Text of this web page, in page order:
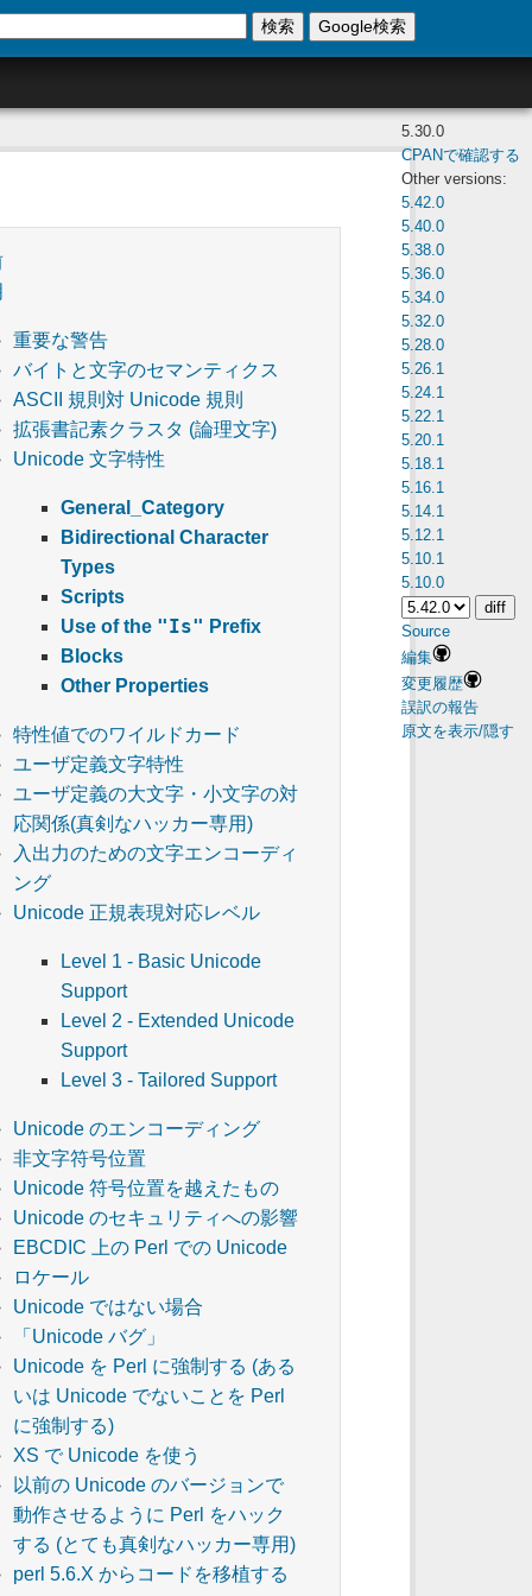
検索 Google検索
5.30.0
CPANで確認する
Other versions:
5.42.0
5.40.0
5.38.0
5.36.0
5.34.0
5.32.0
5.28.0
5.26.1
5.24.1
5.22.1
5.20.1
5.18.1
5.16.1
5.14.1
5.12.1
5.10.1
5.10.0
Source
編集
変更履歴
誤訳の報告
原文を表示/隠す
重要な警告
バイトと文字のセマンティクス
ASCII 規則対 Unicode 規則
拡張書記素クラスタ (論理文字)
Unicode 文字特性
General_Category
Bidirectional Character
Types
Scripts
Use of the "Is" Prefix
Blocks
Other Properties
特性値でのワイルドカード
ユーザ定義文字特性
ユーザ定義の大文字・小文字の対
応関係(真剣なハッカー専用)
入出力のための文字エンコーディ
ング
Unicode 正規表現対応レベル
Level 1 - Basic Unicode
Support
Level 2 - Extended Unicode
Support
Level 3 - Tailored Support
Unicode のエンコーディング
非文字符号位置
Unicode 符号位置を越えたもの
Unicode のセキュリティへの影響
EBCDIC 上の Perl での Unicode
ロケール
Unicode ではない場合
「Unicode バグ」
Unicode を Perl に強制する (ある
いは Unicode でないことを Perl
に強制する)
XS で Unicode を使う
以前の Unicode のバージョンで
動作させるように Perl をハック
する (とても真剣なハッカー専用)
perl 5.6.X からコードを移植する